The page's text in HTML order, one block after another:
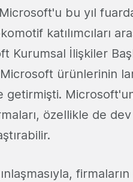
Microsoft'u bu yıl
katılımcıları
Kurumsal İlişkiler
ürünlerinin
getirmişti.
özellikle de